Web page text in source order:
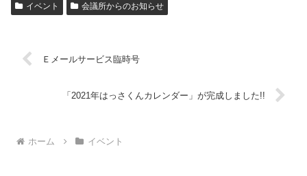
イベント 会議所からのお知らせ
Ｅメールサービス臨時号
「2021年はっさくんカレンダー」が完成しました!!
ホーム イベント